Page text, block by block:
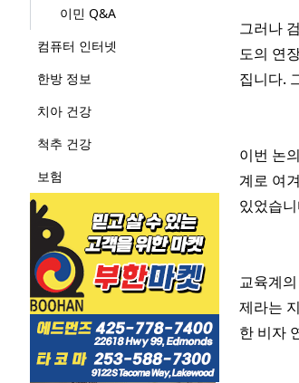
이민 Q&A
컴퓨터 인터넷
한방 정보
치아 건강
척추 건강
보험
그러나
도의 연
집니다.
이번 논
계로 여
있었습
교육계
제라는
한 비자